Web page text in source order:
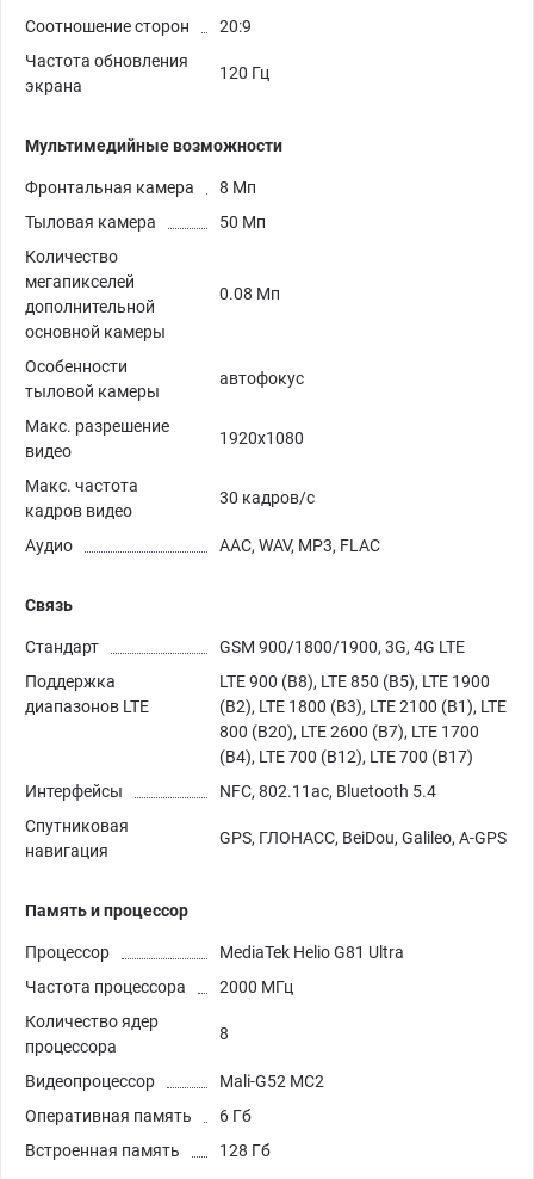
Соотношение сторон
20:9
Частота обновления
экрана
120 Гц
Мультимедийные возможности
Фронтальная камера
8 Мп
Тыловая камера
50 Мп
Количество
мегапикселей
дополнительной
основной камеры
0.08 Мп
Особенности
тыловой камеры
автофокус
Макс. разрешение
видео
1920x1080
Макс. частота
кадров видео
30 кадров/с
Аудио AAC, WAV, MP3, FLAC
Связь
Стандарт
GSM 900/1800/1900, 3G, 4G LTE
Поддержка
диапазонов LTE
LTE 900 (B8), LTE 850 (B5), LTE 1900
(B2), LTE 1800 (B3), LTE 2100 (B1), LTE
800 (B20), LTE 2600 (B7), LTE 1700
(B4), LTE 700 (B12), LTE 700 (B17)
Интерфейсы
NFC, 802.11ac, Bluetooth 5.4
Спутниковая
навигация
GPS, ГЛОНАСС, BeiDou, Galileo, A-GPS
Память и процессор
Процессор
MediaTek Helio G81 Ultra
Частота процессора
2000 МГц
Количество ядер
процессора
8
Видеопроцессор
Mali-G52 MC2
Оперативная память
6 Гб
Встроенная память
128 Гб